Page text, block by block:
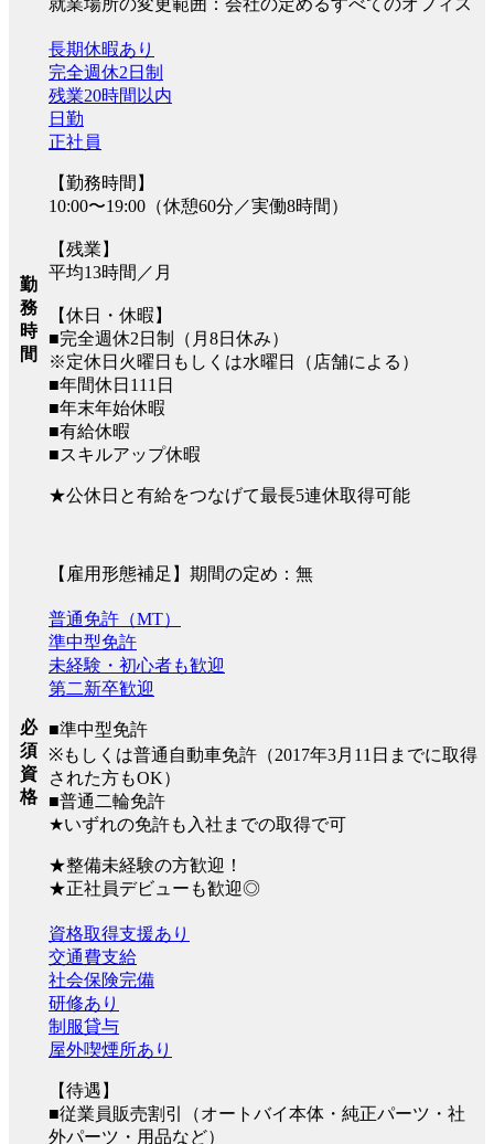
就業場所の変更範囲：会社の定めるすべてのオフィス
勤
務
時
間
長期休暇あり
完全週休2日制
残業20時間以内
日勤
正社員
【勤務時間】
10:00〜19:00（休憩60分／実働8時間）
【残業】
平均13時間／月
【休日・休暇】
■完全週休2日制（月8日休み）
※定休日火曜日もしくは水曜日（店舗による）
■年間休日111日
■年末年始休暇
■有給休暇
■スキルアップ休暇
★公休日と有給をつなげて最長5連休取得可能
【雇用形態補足】期間の定め：無
必
須
資
格
普通免許（MT）
準中型免許
未経験・初心者も歓迎
第二新卒歓迎
■準中型免許
※もしくは普通自動車免許（2017年3月11日までに取得
された方もOK）
■普通二輪免許
★いずれの免許も入社までの取得で可
★整備未経験の方歓迎！
★正社員デビューも歓迎◎
資格取得支援あり
交通費支給
社会保険完備
研修あり
制服貸与
屋外喫煙所あり
【待遇】
■従業員販売割引（オートバイ本体・純正パーツ・社
外パーツ・用品など）